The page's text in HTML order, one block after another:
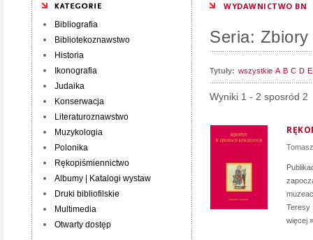
Bibliografia
Bibliotekoznawstwo
Historia
Ikonografia
Judaika
Konserwacja
Literaturoznawstwo
Muzykologia
Polonika
Rękopiśmiennictwo
Albumy | Katalogi wystaw
Druki bibliofilskie
Multimedia
Otwarty dostęp
WYDAWNICTWO BN
Seria:
Tytuły: wszystkie A B C D E
Wyniki 1 - 2 sposród 2
Teresy
więcej »